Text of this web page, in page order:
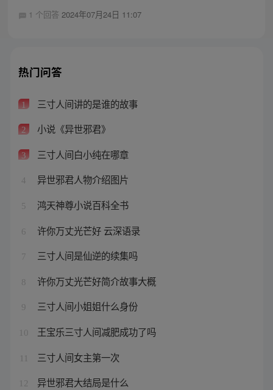
1 个回答 2024年07月24日 11:07
热门问答
1 三寸人间讲的是谁的故事
2 小说《异世邪君》
3 三寸人间白小纯在哪章
4 异世邪君人物介绍图片
5 鸿天神尊小说百科全书
6 许你万丈光芒好 云深语录
7 三寸人间是仙逆的续集吗
8 许你万丈光芒好简介故事大概
9 三寸人间小姐姐什么身份
10 王宝乐三寸人间减肥成功了吗
三寸人间女主第一次
12 异世邪君大结局是什么